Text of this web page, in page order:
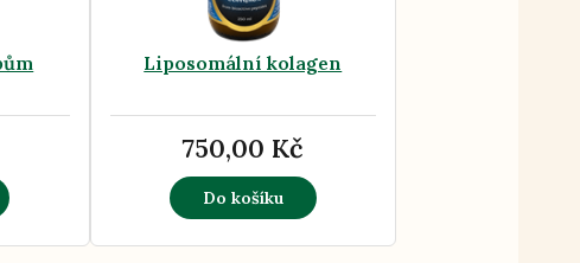
Liposomální kolagen
750,00 Kč
Do košíku